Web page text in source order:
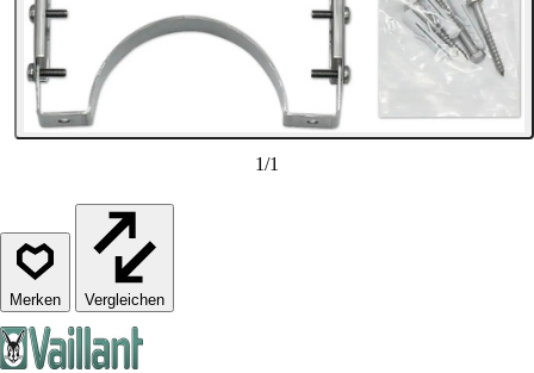
1/1
Vergleichen